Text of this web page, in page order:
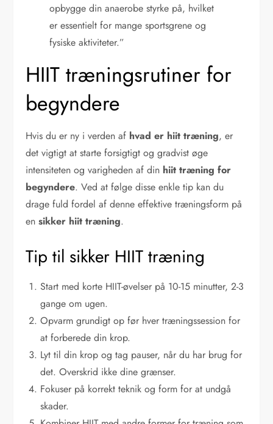
opbygge din anaerobe styrke på, hvilket
er essentielt for mange sportsgrene og
fysiske aktiviteter.”
HIIT træningsrutiner for
begyndere
Hvis du er ny i verden af hvad er hiit træning, er
det vigtigt at starte forsigtigt og gradvist øge
intensiteten og varigheden af din hiit træning for
begyndere. Ved at følge disse enkle tip kan du
drage fuld fordel af denne effektive træningsform på
ensikker hiit træning.
Tip til sikker HIIT træning
Start med korte HIIT-øvelser på 10-15 minutter, 2-3
gange om ugen.
Opvarm grundigt op før hver træningssession for
at forberede din krop.
Lyt til din krop og tag pauser, når du har brug for
det. Overskrid ikke dine grænser.
Fokuser på korrekt teknik og form for at undgå
skader.